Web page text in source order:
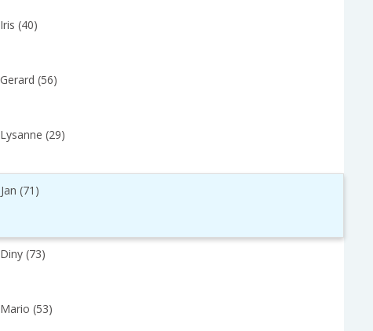
Iris (40)
Gerard (56)
Lysanne (29)
Jan (71)
Diny (73)
Mario (53)